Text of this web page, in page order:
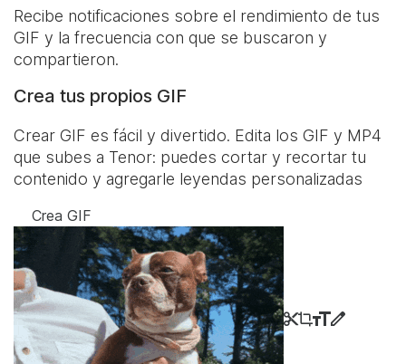
Recibe notificaciones sobre el rendimiento de tus
GIF y la frecuencia con que se buscaron y
compartieron.
Crea tus propios GIF
Crear GIF es fácil y divertido. Edita los GIF y MP4
que subes a Tenor: puedes cortar y recortar tu
contenido y agregarle leyendas personalizadas
Crea GIF